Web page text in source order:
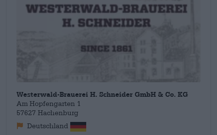
Westerwald-Brauerei H. Schneider GmbH & Co. KG
Am Hopfengarten 1
57627 Hachenburg
Deutschland